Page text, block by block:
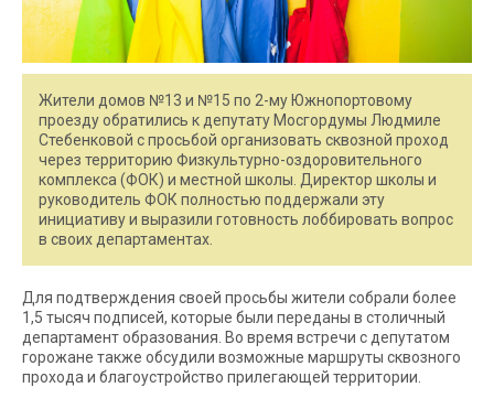
Жители домов №13 и №15 по 2-му Южнопортовому
проезду обратились к депутату Мосгордумы Людмиле
Стебенковой с просьбой организовать сквозной проход
через территорию Физкультурно-оздоровительного
комплекса (ФОК) и местной школы. Директор школы и
руководитель ФОК полностью поддержали эту
инициативу и выразили готовность лоббировать вопрос
в своих департаментах.
Для подтверждения своей просьбы жители собрали более
1,5 тысяч подписей, которые были переданы в столичный
департамент образования. Во время встречи с депутатом
горожане также обсудили возможные маршруты сквозного
прохода и благоустройство прилегающей территории.